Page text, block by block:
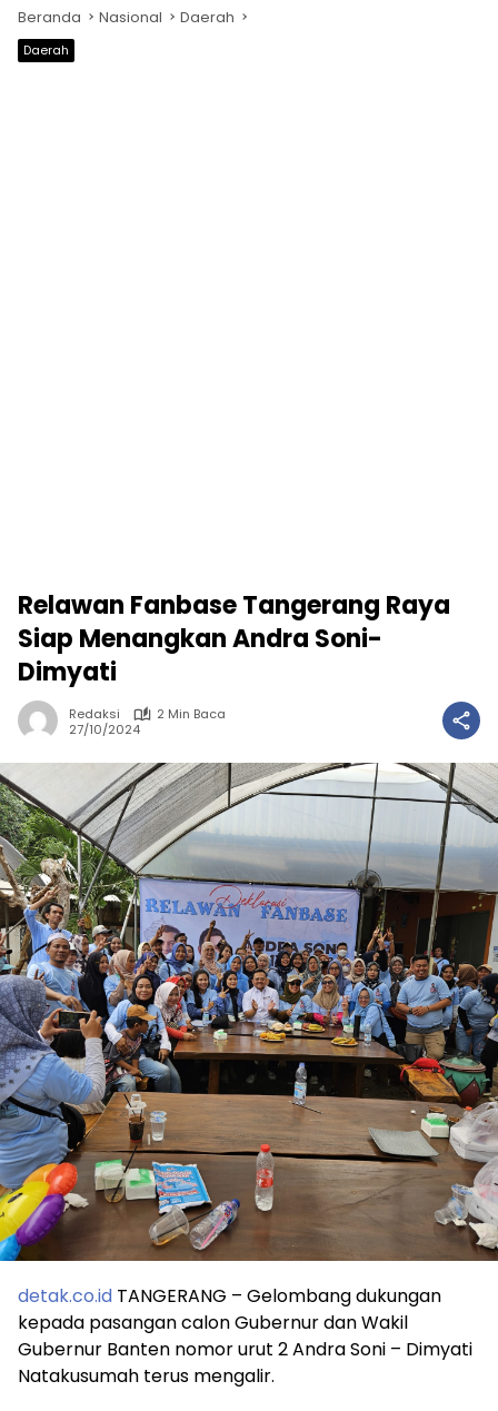
Beranda Nasional Daerah
Daerah
Relawan Fanbase Tangerang Raya
Siap Menangkan Andra Soni-
Dimyati
Redaksi
2 Min Baca
27/10/2024
detak.co.id TANGERANG – Gelombang dukungan
kepada pasangan calon Gubernur dan Wakil
Gubernur Banten nomor urut 2 Andra Soni – Dimyati
Natakusumah terus mengalir.